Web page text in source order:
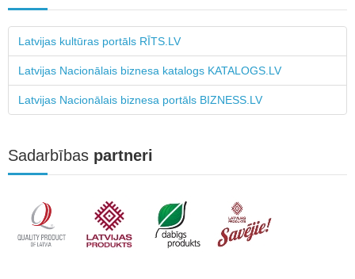
Latvijas kultūras portāls RĪTS.LV
Latvijas Nacionālais biznesa katalogs KATALOGS.LV
Latvijas Nacionālais biznesa portāls BIZNESS.LV
Sadarbības partneri